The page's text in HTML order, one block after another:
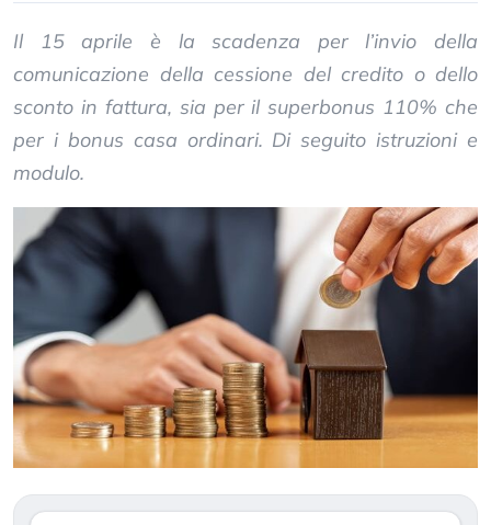
Il 15 aprile è la scadenza per l’invio della
comunicazione della cessione del credito o dello
sconto in fattura, sia per il superbonus 110% che
per i bonus casa ordinari. Di seguito istruzioni e
modulo.